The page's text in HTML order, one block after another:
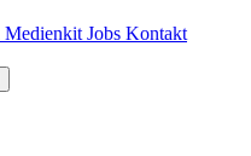
Medienkit Jobs Kontakt